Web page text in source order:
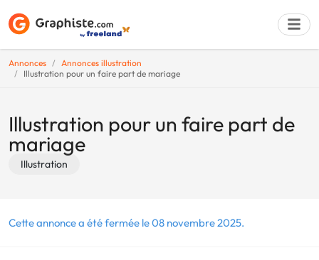
Annonces
Annonces illustration
Illustration pour un faire part de mariage
Illustration pour un faire part de
mariage
Illustration
Cette annonce a été fermée le 08 novembre 2025.